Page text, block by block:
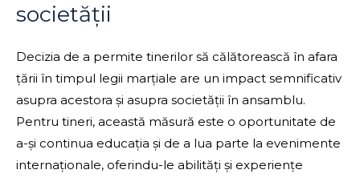
societății
Decizia de a permite tinerilor să călătorească în afara
țării în timpul legii marțiale are un impact semnificativ
asupra acestora și asupra societății în ansamblu.
Pentru tineri, această măsură este o oportunitate de
a-și continua educația și de a lua parte la evenimente
internaționale, oferindu-le abilități și experiențe